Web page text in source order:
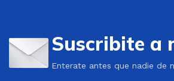
Suscribite a
Enterate antes que nadie de